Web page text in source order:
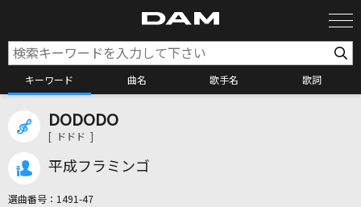
キーワード 曲名 歌手名 歌詞
DODODO
[ ドドド ]
平成フラミンゴ
選曲番号： 1491-47